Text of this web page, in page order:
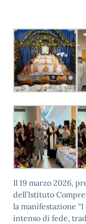
Il 19 marzo 2026,
dell’Istituto
la manifestazione
intenso di fede,